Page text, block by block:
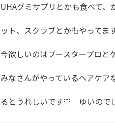
UHAグミサプリとかも食べて、
ット、スクラブとかもやってま
今欲しいのはブースタープロと
みなさんがやっているヘアケア
るとうれしいです🤍　ゆいので